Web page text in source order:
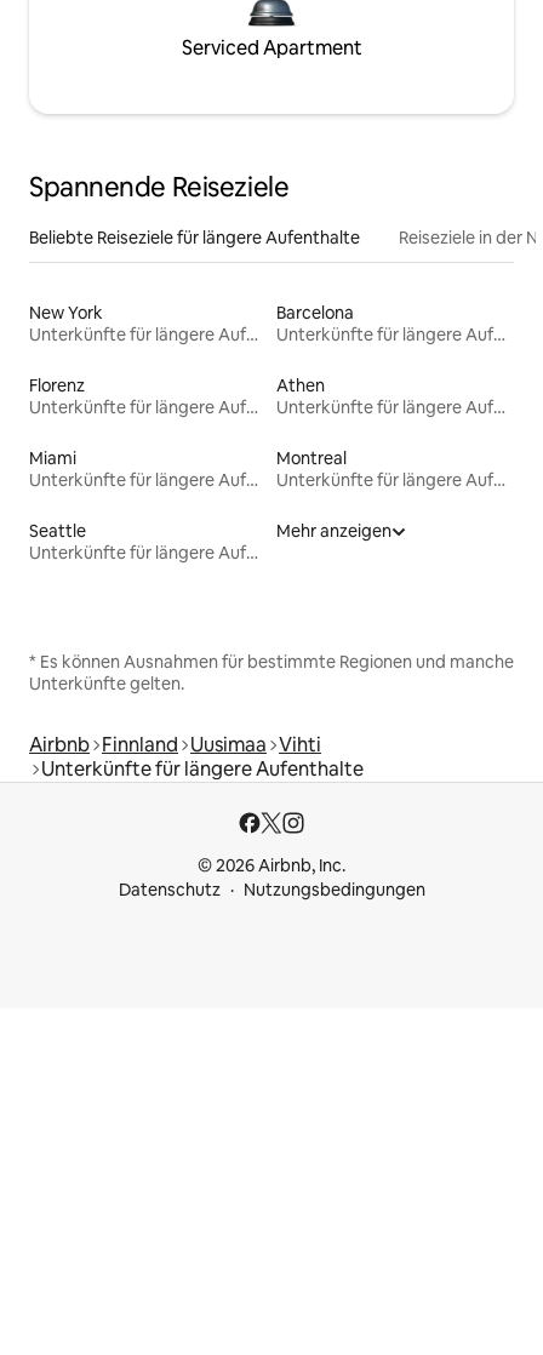
Serviced Apartment
Spannende Reiseziele
Beliebte Reiseziele für längere Aufenthalte Reiseziele in der
New York
Unterkünfte für längere Aufenthalte
Barcelona
Unterkünfte für längere Aufenthalte
Florenz
Unterkünfte für längere Aufenthalte
Athen
Unterkünfte für längere Aufenthalte
Miami
Unterkünfte für längere Aufenthalte
Montreal
Unterkünfte für längere Aufenthalte
Seattle
Unterkünfte für längere Aufenthalte
Mehr anzeigen
* Es können Ausnahmen für bestimmte Regionen und manche
Unterkünfte gelten.
Airbnb Finnland Uusimaa Vihti
Unterkünfte für längere Aufenthalte
© 2026 Airbnb, Inc.
Datenschutz
Nutzungsbedingungen